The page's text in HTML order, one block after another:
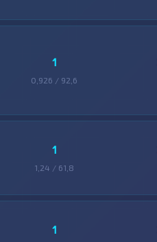
1
0,926 / 92,6
1
1,24 / 61,8
1